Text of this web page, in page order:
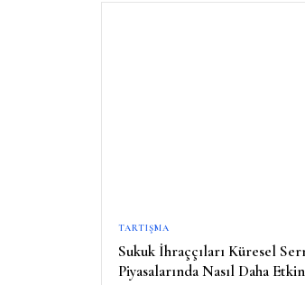
TARTIŞMA
Sukuk İhraççıları Küresel
Piyasalarında Nasıl Daha